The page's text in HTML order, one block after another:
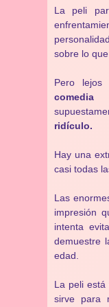
La peli
sobre lo
Pero
comedia
ridículo.
Hay una
casi todas
Las
impresión
intenta
demuestre
edad.
La peli está
sirve para